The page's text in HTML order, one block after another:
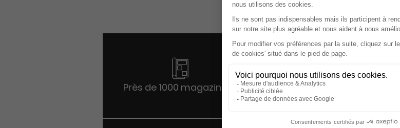
Près de 1000 magazines Garanties des prix les + bas